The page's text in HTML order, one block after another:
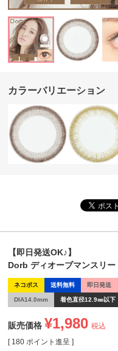
カラーバリエーション
【即日発送OK♪】
Dorb ディオーブマンスリ
ネコポス 送料無料 即日発送
DIA14.0mm 着色直径12.9㎜以下
販売価格 ¥1,980 税込
[ 180 ポイント進呈 ]